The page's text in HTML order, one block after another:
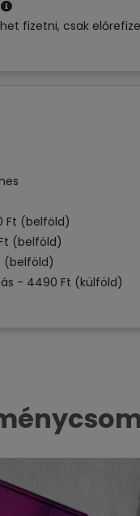
fizetni, csak
Ft (belföld)
(belföld)
(belföld)
- 4490 Ft (külföld)